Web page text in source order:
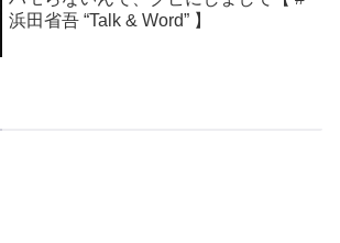
浜田省吾 “Talk & Word” 】